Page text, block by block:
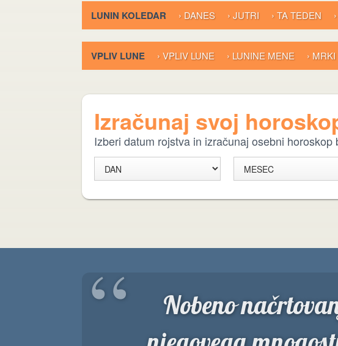
LUNIN KOLEDAR › DANES › JUTRI › TA TEDEN
VPLIV LUNE › VPLIV LUNE › LUNINE MENE › MRKI
Izračunaj svoj
Izberi datum rojstva in izračunaj osebni horoskop
Nobeno
“